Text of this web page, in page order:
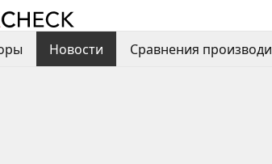
Новости Сравнения